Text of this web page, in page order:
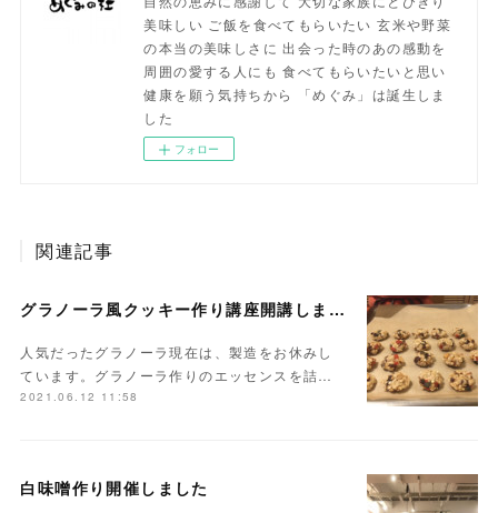
美味しい ご飯を食べてもらいたい 玄米や野菜
の本当の美味しさに 出会った時のあの感動を
周囲の愛する人にも 食べてもらいたいと思い
健康を願う気持ちから 「めぐみ」は誕生しま
した
フォロー
関連記事
グラノーラ風クッキー作り講座開講しました
人気だったグラノーラ現在は、製造をお休みし
ています。グラノーラ作りのエッセンスを詰…
2021.06.12 11:58
白味噌作り開催しました